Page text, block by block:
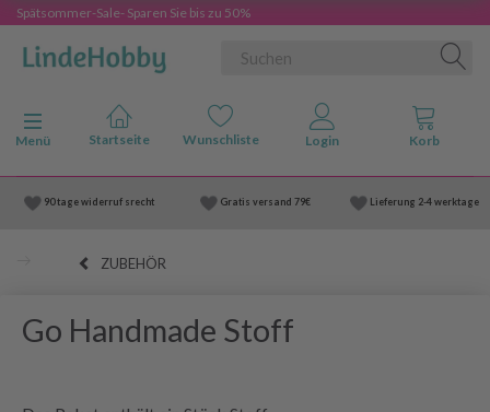
Spätsommer-Sale- Sparen Sie bis zu 50%
Anzeige ändern
Menü
90 tage widerruf srecht Gratis versand 79€ Lieferung 2-4 werktage
ZUBEHÖR
Go Handmade Stoff